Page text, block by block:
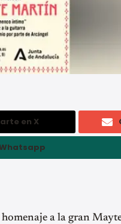
en X
homenaje a la gran